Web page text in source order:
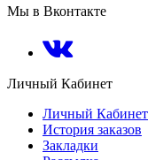
Мы в Вконтакте
Личный Кабинет
Личный Кабинет
История заказов
Закладки